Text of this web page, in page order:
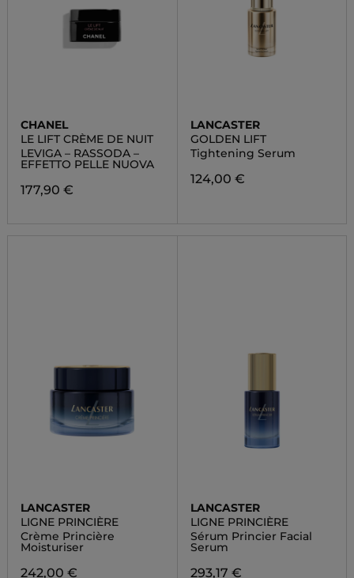
CHANEL
LE LIFT CRÈME DE NUIT
LEVIGA – RASSODA –
EFFETTO PELLE NUOVA
177,90 €
LANCASTER
GOLDEN LIFT
Tightening Serum
124,00 €
LANCASTER
LIGNE PRINCIÈRE
Crème Princière
Moisturiser
242,00 €
LANCASTER
LIGNE PRINCIÈRE
Sérum Princier Facial
Serum
293,17 €